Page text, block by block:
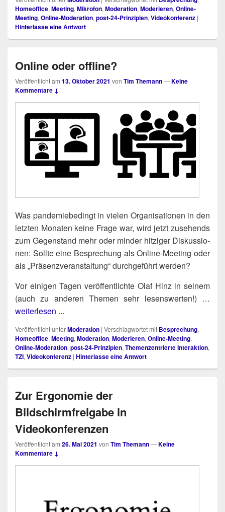
Homeoffice,Meeting,Mikrofon,Moderation,Moderieren,Online-
Meeting,Online-Moderation,post-24-Prinzipien,Videokonferenz |
Hinterlasse eine Antwort
Online oder offline?
Veröffentlicht am 13. Oktober 2021 von Tim Themann—Keine
Kommentare ↓
Was pan­de­mie­be­dingt in vie­len Orga­ni­sa­tio­nen in den
letz­ten Mona­ten kei­ne Fra­ge war, wird jetzt zuse­hends
zum Gegen­stand mehr oder min­der hit­zi­ger Dis­kus­sio­
nen: Soll­te eine Bespre­chung als Online-Mee­ting oder
als „Prä­senz­ver­an­stal­tung“ durch­ge­führt werden?
Vor eini­gen Tagen ver­öf­fent­lich­te Olaf Hinz in sei­nem
(auch zu ande­ren The­men sehr lesens­wer­ten!) …
weiterlesen ...
Veröffentlicht unterModeration | Verschlagwortet mit Besprechung,
Homeoffice, Meeting, Moderation, Moderieren, Online-Meeting,
Online-Moderation, post-24-Prinzipien, Themenzentrierte Interaktion,
TZI, Videokonferenz | Hinterlasse eine Antwort
Zur Ergonomie der
Bildschirmfreigabe in
Videokonferenzen
Veröffentlicht am 26. Mai 2021 von Tim Themann—Keine
Kommentare ↓